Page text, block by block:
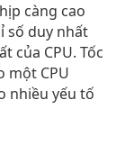
càng cao
số duy nhất
của CPU. Tốc
một CPU
nhiều yếu tố